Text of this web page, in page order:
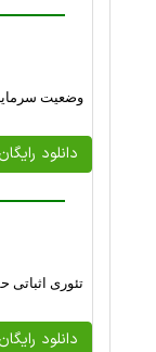
وضعيت
دانلود
تئوری اثباتی
دانلود